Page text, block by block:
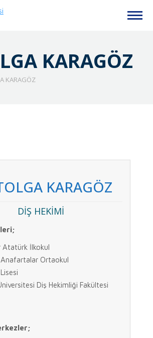
KARAGÖZ
KARAGÖZ
KARAGÖZ
DİŞ HEKİMİ
Atatürk İlkokul
Ortaokul
Diş Hekimliği Fakültesi